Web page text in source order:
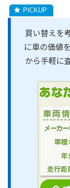
買い替えを
に車の価値
から手軽に